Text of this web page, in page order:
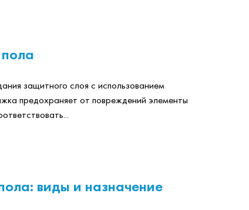
защитного слоя с использованием
предохраняет от повреждений элементы
виды и назначение